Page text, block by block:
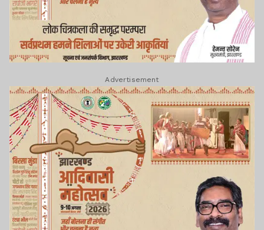
Advertisement